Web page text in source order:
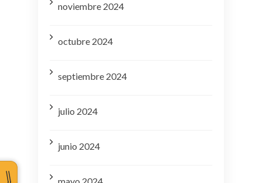
noviembre 2024
octubre 2024
septiembre 2024
julio 2024
junio 2024